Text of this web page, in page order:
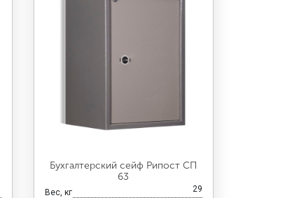
Бухгалтерский сейф Рипост СП
63
Вес, кг 29